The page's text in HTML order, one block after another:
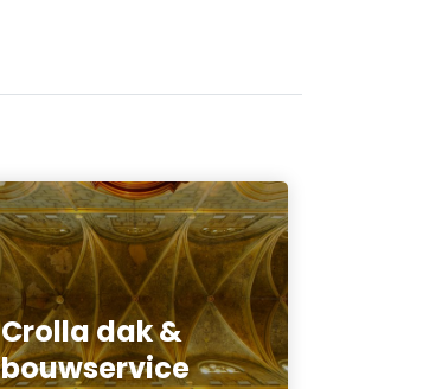
Crolla dak &
bouwservice